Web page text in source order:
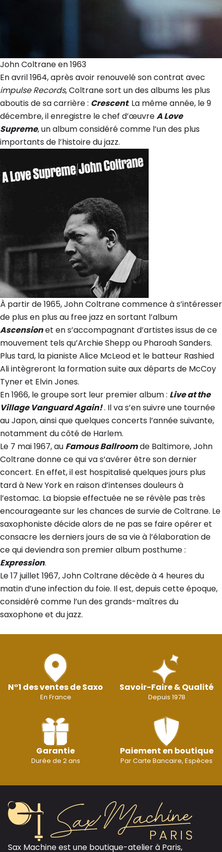
John Coltrane en 1963
En avril 1964, après avoir renouvelé son contrat avec
impulse Records, Coltrane sort un des albums les plus
aboutis de sa carrière : Crescent. La même année, le 9
décembre, il enregistre le chef d’œuvreA Love
Supreme, un album considéré comme l’un des plus
importants de l’histoire du jazz.
À partir de 1965, John Coltrane commence à s’intéresser
de plus en plus au free jazz en sortant l’album
Ascensionet en s’accompagnant d’artistes issus de ce
mouvement tels qu’Archie Shepp ou Pharoah Sanders.
Plus tard, la pianiste Alice McLeod et le batteur Rashied
Ali intègreront la formation suite aux départs de McCoy
Tyner et Elvin Jones.
En 1966, le groupe sort leur premier album : Live at the
Village Vanguard Again!. Il va s’en suivre une tournée
au Japon, ainsi que quelques concerts l’année suivante,
notamment du côté de Harlem.
Le 7 mai 1967, au Famous Ballroomde Baltimore, John
Coltrane donne ce qui va s’avérer être son dernier
concert. En effet, il est hospitalisé quelques jours plus
tard à New York en raison d’intenses douleurs à
l’estomac. La biopsie effectuée ne se révèle pas très
encourageante sur les chances de survie de Coltrane. Le
saxophoniste décide alors de ne pas se faire opérer et
consacre les derniers jours de sa vie à l’élaboration de
ce qui deviendra son premier album posthume :
Expression.
Le 17 juillet 1967, John Coltrane décède à 4 heures du
matin d’une infection du foie. Il est, depuis cette époque,
considéré comme l’un des grands-maîtres du
saxophone et du jazz.
N°1 des ventes de Saxo
En France
Savoir-Faire & Qualité
Depuis 1978
Garantie
Durée de 2 ans
Paiement en boutique
Par Carte Bancaire, Espèces
Sax Machine est une boutique-atelier à Paris,